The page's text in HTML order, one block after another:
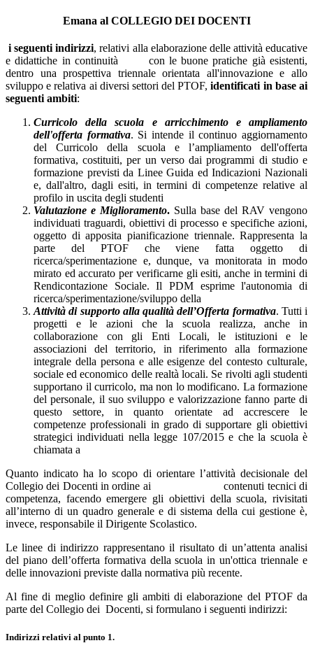
Emana al COLLEGIO DEI DOCENTI
i seguenti indirizzi, relativi alla elaborazione delle attività educative
e didattiche in continuità con le buone pratiche già esistenti,
dentro una prospettiva triennale orientata all'innovazione e allo
sviluppo e relativa ai diversi settori del PTOF,identificati in base ai
seguenti ambiti:
Curricolo della scuola e arricchimento e ampliamento
dell'offerta formativa. Si intende il continuo aggiornamento
del Curricolo della scuola e l’ampliamento dell'offerta
formativa, costituiti, per un verso dai programmi di studio e
formazione previsti da Linee Guida ed Indicazioni Nazionali
e, dall'altro, dagli esiti, in termini di competenze relative al
profilo in uscita degli studenti
Valutazione e Miglioramento. Sulla base del RAV vengono
individuati traguardi, obiettivi di processo e specifiche azioni,
oggetto di apposita pianificazione triennale. Rappresenta la
parte del PTOF che viene fatta oggetto di
ricerca/sperimentazione e, dunque, va monitorata in modo
mirato ed accurato per verificarne gli esiti, anche in termini di
Rendicontazione Sociale. Il PDM esprime l'autonomia di
ricerca/sperimentazione/sviluppo della
Attività di supporto alla qualità dell’Offerta formativa. Tutti i
progetti e le azioni che la scuola realizza, anche in
collaborazione con gli Enti Locali, le istituzioni e le
associazioni del territorio, in riferimento alla formazione
integrale della persona e alle esigenze del contesto culturale,
sociale ed economico delle realtà locali. Se rivolti agli studenti
supportano il curricolo, ma non lo modificano. La formazione
del personale, il suo sviluppo e valorizzazione fanno parte di
questo settore, in quanto orientate ad accrescere le
competenze professionali in grado di supportare gli obiettivi
strategici individuati nella legge 107/2015 e che la scuola è
chiamata a
Quanto indicato ha lo scopo di orientare l’attività decisionale del
Collegio dei Docenti in ordine ai contenuti tecnici di
competenza, facendo emergere gli obiettivi della scuola, rivisitati
all’interno di un quadro generale e di sistema della cui gestione è,
invece, responsabile il Dirigente Scolastico.
Le linee di indirizzo rappresentano il risultato di un’attenta analisi
del piano dell’offerta formativa della scuola in un'ottica triennale e
delle innovazioni previste dalla normativa più recente.
Al fine di meglio definire gli ambiti di elaborazione del PTOF da
parte del Collegio dei Docenti, si formulano i seguenti indirizzi:
Indirizzi relativi al punto 1.